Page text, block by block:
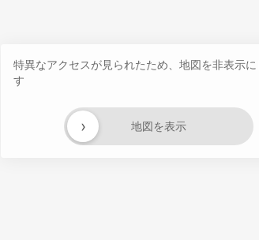
特異なアクセスが見られたため、地図を非表示に
す
地図を表示
›